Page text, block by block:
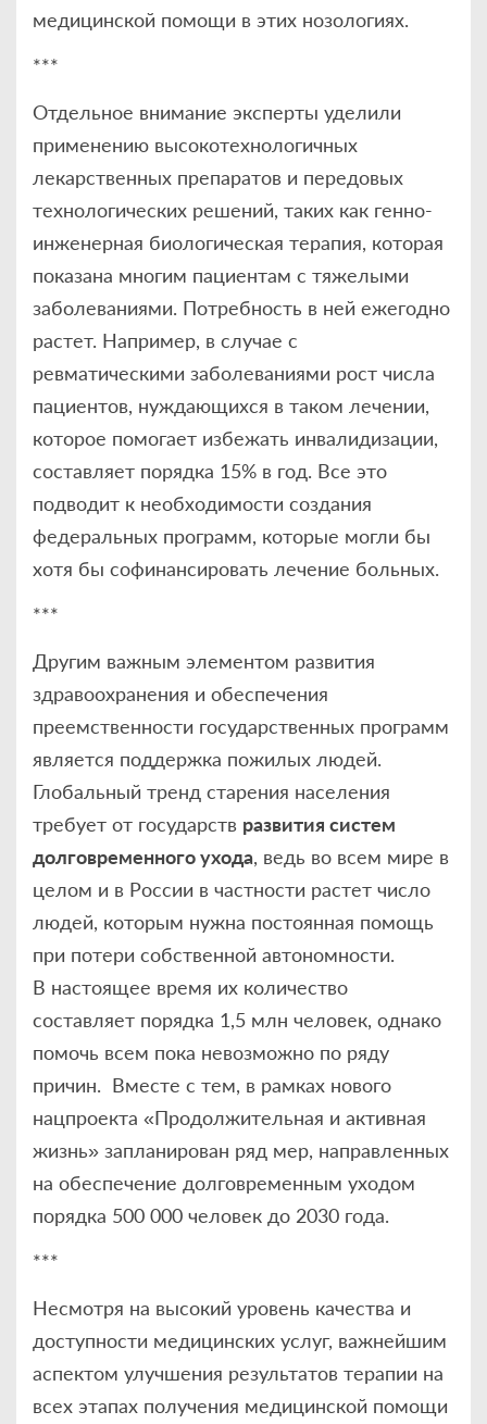
медицинской помощи в этих нозологиях.
***
Отдельное внимание эксперты уделили
применению высокотехнологичных
лекарственных препаратов и передовых
технологических решений, таких как генно-
инженерная биологическая терапия, которая
показана многим пациентам с тяжелыми
заболеваниями. Потребность в ней ежегодно
растет. Например, в случае с
ревматическими заболеваниями рост числа
пациентов, нуждающихся в таком лечении,
которое помогает избежать инвалидизации,
составляет порядка 15% в год. Все это
подводит к необходимости создания
федеральных программ, которые могли бы
хотя бы софинансировать лечение больных.
***
Другим важным элементом развития
здравоохранения и обеспечения
преемственности государственных программ
является поддержка пожилых людей.
Глобальный тренд старения населения
требует от государств развития систем
долговременного ухода, ведь во всем мире в
целом и в России в частности растет число
людей, которым нужна постоянная помощь
при потери собственной автономности.
В настоящее время их количество
составляет порядка 1,5 млн человек, однако
помочь всем пока невозможно по ряду
причин. Вместе с тем, в рамках нового
нацпроекта «Продолжительная и активная
жизнь» запланирован ряд мер, направленных
на обеспечение долговременным уходом
порядка 500 000 человек до 2030 года.
***
Несмотря на высокий уровень качества и
доступности медицинских услуг, важнейшим
аспектом улучшения результатов терапии на
всех этапах получения медицинской помощи